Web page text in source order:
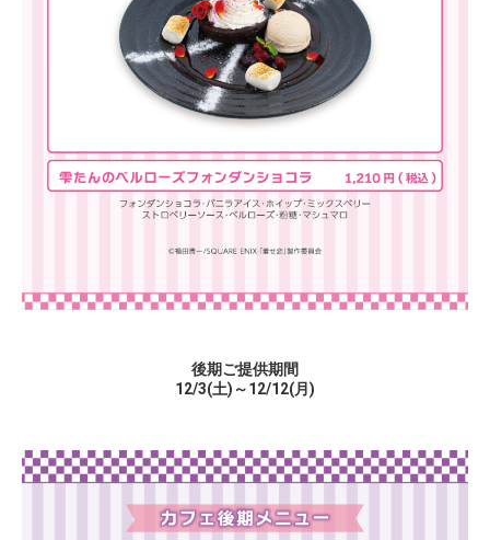
後期ご提供期間
12/3(土)～12/12(月)